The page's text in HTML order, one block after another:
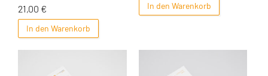
21,00 €
In den Warenkorb
In den Warenkorb